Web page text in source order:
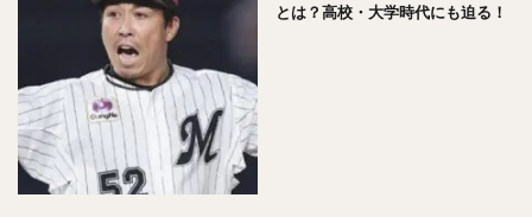
とは？高校・大学時代にも迫る！
中村晃（なかむらあきら）
古澤勝吾（ふるさわしょうご）
大本将吾（おおもとしょうご）
島袋洋奨（しまぶくろようすけ）
木村文紀（きむらふみかず）
片耳・フェイスガードヘルメット